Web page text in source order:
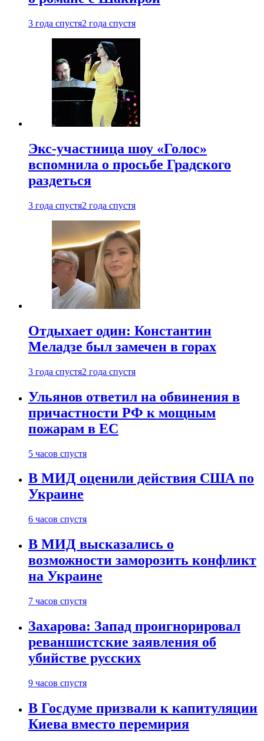
3 года спустя2 года спустя
Экс-участница шоу «Голос»
вспомнила о просьбе Градского
раздеться
3 года спустя2 года спустя
Отдыхает один: Константин
Меладзе был замечен в горах
3 года спустя2 года спустя
Ульянов ответил на обвинения в
причастности РФ к мощным
пожарам в ЕС
5 часов спустя
В МИД оценили действия США по
Украине
6 часов спустя
В МИД высказались о
возможности заморозить конфликт
на Украине
7 часов спустя
Захарова: Запад проигнорировал
реваншистские заявления об
убийстве русских
9 часов спустя
В Госдуме призвали к капитуляции
Киева вместо перемирия